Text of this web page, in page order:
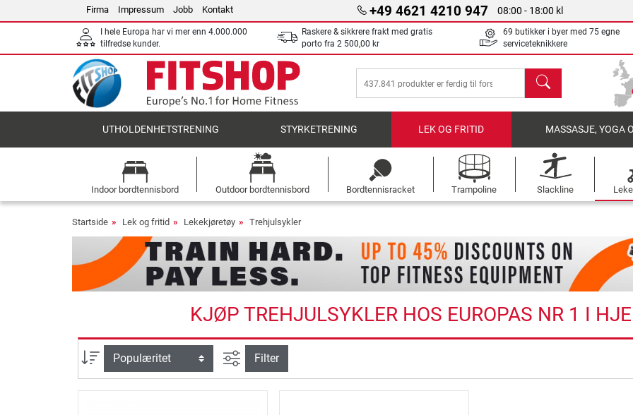
Firma Impressum Jobb Kontakt +49 4621 4210 947 08:00 - 18:00 kl
I hele Europa har vi mer enn 4.000.000
tilfredse kunder.
Raskere & sikkrere frakt med gratis
porto fra 2 500,00 kr
69 butikker i byer med 75 egne
serviceteknikkere
søk
UTHOLDENHETSTRENING STYRKETRENING LEK OG FRITID MASSASJE, YOGA
Indoor bordtennisbord Outdoor bordtennisbord Bordtennisracket Trampoline Slackline
Startside Lek og fritid Lekekjøretøy Trehjulsykler
KJØP TREHJULSYKLER HOS EUROPAS NR 1 I
sortering Avansert søk
Filter